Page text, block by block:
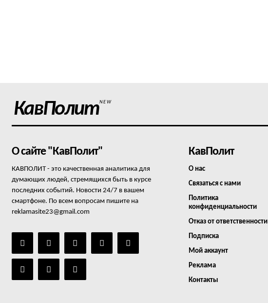
КавПолитNEW
О сайте "КавПолит"
КАВПОЛИТ - это качественная аналитика для
думающих людей, стремящихся быть в курсе
последних событий. Новости 24/7 в вашем
смартфоне. По всем вопросам пишите на
reklamasite23@gmail.com
КавПолит
О нас
Связаться с нами
Политика
конфиденциальности
Отказ от ответственности
Подписка
Мой аккаунт
Реклама
Контакты